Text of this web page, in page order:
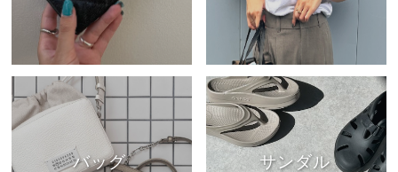
バッグ サンダル